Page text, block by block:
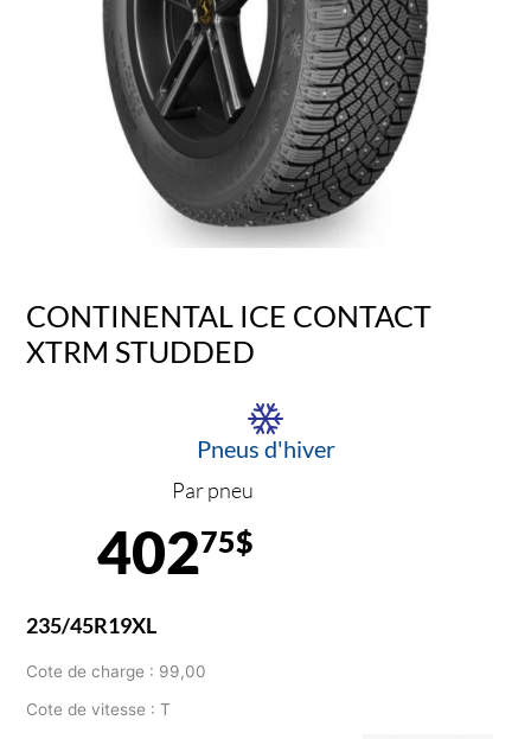
CONTINENTAL ICE CONTACT
XTRM STUDDED
Pneus d'hiver
Par pneu
40275$
235/45R19XL
Cote de charge : 99,00
Cote de vitesse : T